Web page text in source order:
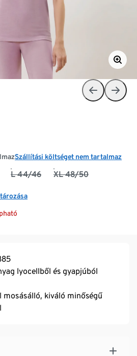
Szállítási költséget nem tartalmaz
L 44/46 XL 48/50
lyocellből és gyapjúból
mosásálló, kiváló minőségű